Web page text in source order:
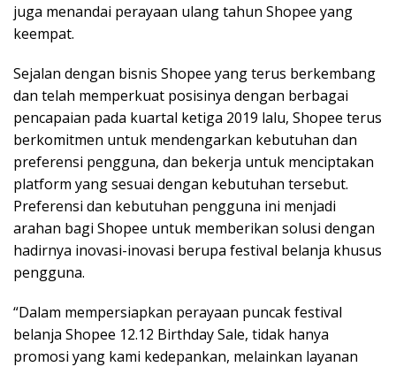
juga menandai perayaan ulang tahun Shopee yang
keempat.
Sejalan dengan bisnis Shopee yang terus berkembang
dan telah memperkuat posisinya dengan berbagai
pencapaian pada kuartal ketiga 2019 lalu, Shopee terus
berkomitmen untuk mendengarkan kebutuhan dan
preferensi pengguna, dan bekerja untuk menciptakan
platform yang sesuai dengan kebutuhan tersebut.
Preferensi dan kebutuhan pengguna ini menjadi
arahan bagi Shopee untuk memberikan solusi dengan
hadirnya inovasi-inovasi berupa festival belanja khusus
pengguna.
“Dalam mempersiapkan perayaan puncak festival
belanja Shopee 12.12 Birthday Sale, tidak hanya
promosi yang kami kedepankan, melainkan layanan